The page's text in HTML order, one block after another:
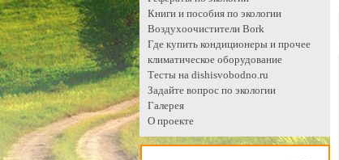
Книги и пособия по экологии
Воздухоочистители Bork
Где купить кондиционеры и прочее
климатическое оборудование
Тесты на dishisvobodno.ru
Задайте вопрос по экологии
Галерея
О проекте